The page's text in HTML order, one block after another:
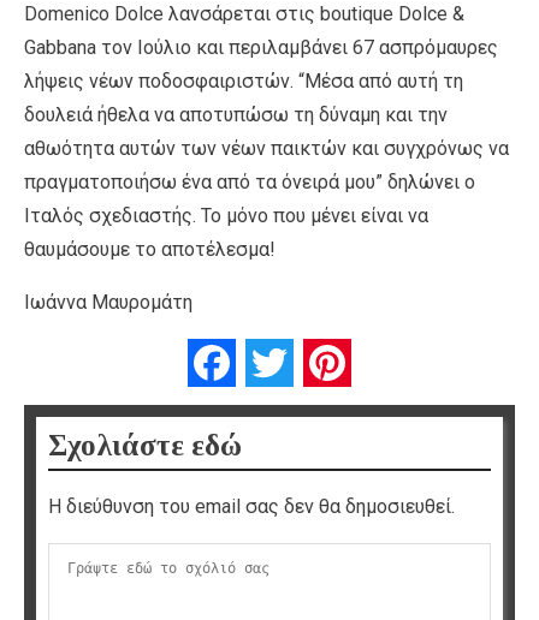
Domenico Dolce λανσάρεται στις boutique Dolce &
Gabbana τον Ιούλιο και περιλαμβάνει 67 ασπρόμαυρες
λήψεις νέων ποδοσφαιριστών. “Μέσα από αυτή τη
δουλειά ήθελα να αποτυπώσω τη δύναμη και την
αθωότητα αυτών των νέων παικτών και συγχρόνως να
πραγματοποιήσω ένα από τα όνειρά μου” δηλώνει ο
Ιταλός σχεδιαστής. Το μόνο που μένει είναι να
θαυμάσουμε το αποτέλεσμα!
Ιωάννα Μαυρομάτη
FacebookTwitter
Σχολιάστε εδώ
Η διεύθυνση του email σας δεν θα δημοσιευθεί.